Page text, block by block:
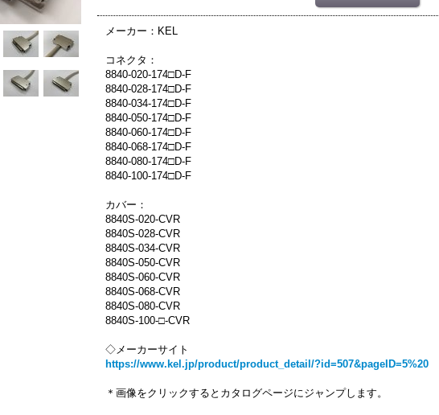
メーカー：KEL
コネクタ：
8840-020-174□D-F
8840-028-174□D-F
8840-034-174□D-F
8840-050-174□D-F
8840-060-174□D-F
8840-068-174□D-F
8840-080-174□D-F
8840-100-174□D-F
カバー：
8840S-020-CVR
8840S-028-CVR
8840S-034-CVR
8840S-050-CVR
8840S-060-CVR
8840S-068-CVR
8840S-080-CVR
8840S-100-□-CVR
◇メーカーサイト
https://www.kel.jp/product/product_detail/?id=507&pageID=5%20
＊画像をクリックするとカタログページにジャンプします。